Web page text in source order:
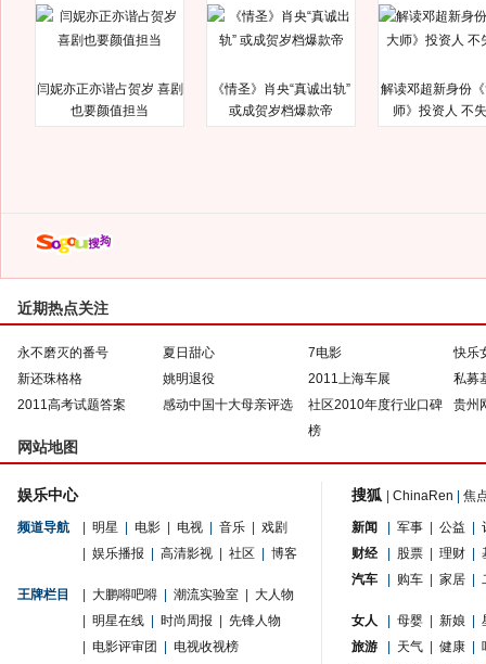
闫妮亦正亦谐占贺岁 喜剧
也要颜值担当
《情圣》肖央“真诚出轨”
或成贺岁档爆款帝
解读邓超新身份
师》投资人 不
近期热点关注
永不磨灭的番号 夏日甜心 7电影
快乐
新还珠格格
姚明退役 2011上海车展
私募
2011高考试题答案
感动中国十大母亲评选
社区2010年度行业口碑
榜
贵州
网站地图
娱乐中心
频道导航 明星 电影 电视 音乐
戏剧
娱乐播报 高清影视 社区 博客
王牌栏目 大鹏嘚吧嘚 潮流实验室
大人物
明星在线 时尚周报
先锋人物
电影评审团 电视收视榜
搜狐 ChinaRen 焦
新闻 军事 公益
财经
股票 理财
汽车
购车 家居
女人 母婴 新娘
旅游
天气 健康